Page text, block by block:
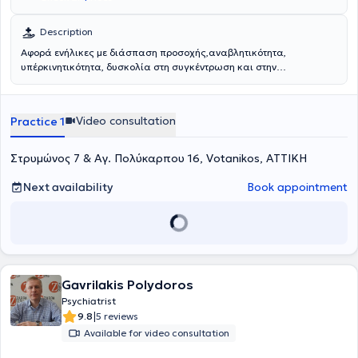
Description
Αφορά ενήλικες με διάσπαση προσοχής,αναβλητικότητα,
υπέρκινητικότητα, δυσκολία στη συγκέντρωση και στην
διάδραση με αλλά άτομα καθώς και έλλειψη κοινωνικών
Gestalt, Συνθετική ψυχοθεραπεία και εργαλεία CBT (Γνωσιακή
Συμπεριφορική Θεραπεία).
Practice 1 Video consultation
Στρυμώνος 7 & Αγ. Πολύκαρπου 16, Votanikos, ΑΤΤΙΚΗ
Next availability
Book appointment
Gavrilakis Polydoros
Psychiatrist
9.8|5 reviews
Available for video consultation